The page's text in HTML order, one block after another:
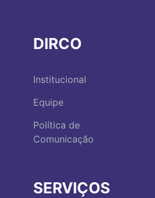
DIRCO
Institucional
Equipe
Política de
Comunicação
SERVIÇOS